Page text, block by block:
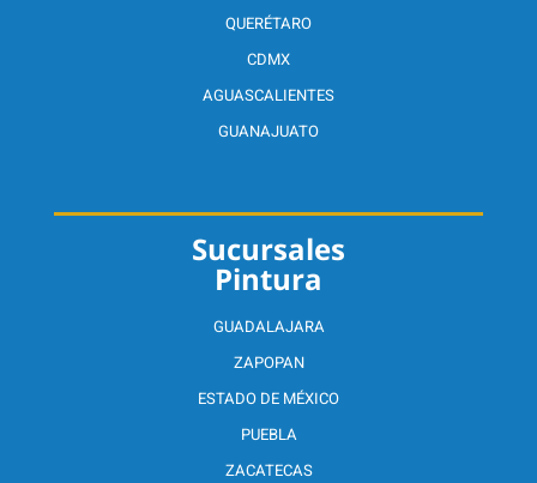
Sucursales
Pintura
GUADALAJARA
ZAPOPAN
ESTADO DE MÉXICO
PUEBLA
ZACATECAS
QUERÉTARO
CDMX
AGUASCALIENTES
GUANAJUATO